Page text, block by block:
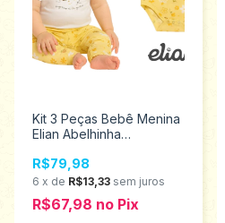
Kit 3 Peças Bebê Menina
Elian Abelhinha
R$79,98
6 x de R$13,33 sem juros
R$67,98 no Pix